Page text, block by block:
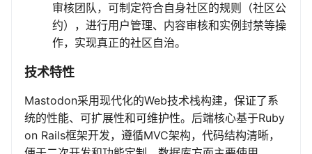
审核团队，可制定符合自身社区的规则（社区公
约），进行用户管理、内容审核和实例封禁等操
作，实现真正的社区自治。
技术特性
Mastodon采用现代化的Web技术栈构建，保证了系
统的性能、可扩展性和可维护性。后端核心基于Ruby
on Rails框架开发，遵循MVC架构，代码结构清晰，